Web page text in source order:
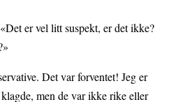
er vel litt suspekt, er det ikke?
Det var forventet! Jeg er
men de var ikke rike eller